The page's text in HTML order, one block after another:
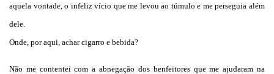
aquela vontade, o infeliz vício que me levou ao túmulo e me perseguia além
dele.
Onde, por aqui, achar cigarro e bebida?
Não me contentei com a abnegação dos benfeitores que me ajudaram na